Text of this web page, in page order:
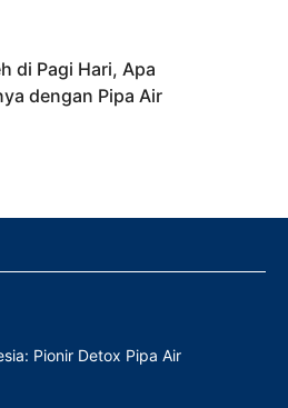
di Pagi Hari, Apa
dengan Pipa Air
Pionir Detox Pipa Air